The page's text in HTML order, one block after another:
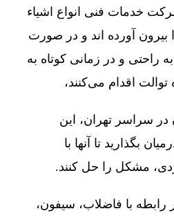
خدمات فنی انواع اشیاء
بیرون آورده اند و در صورت
راحتی و در زمانی کوتاه به
اقدام می‌کنند،
در سراسر تهران، این
بگذارید تا آنها با
مشکل را حل کنند.
با فاضلاب، سیفون،